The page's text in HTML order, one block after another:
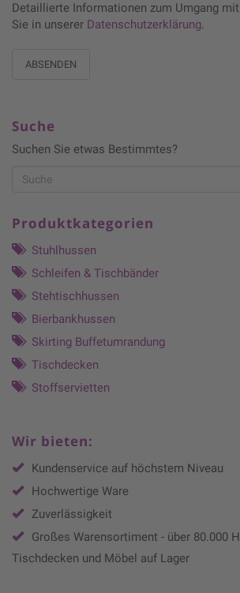
Detaillierte Informationen zum Umgang
Sie in unserer Datenschutzerklärung.
ABSENDEN
Suche
Suchen Sie etwas Bestimmtes?
Produktkategorien
Stuhlhussen
Schleifen & Tischbänder
Stehtischhussen
Bierbankhussen
Skirting Buffetumrandung
Tischdecken
Stoffservietten
Wir bieten:
Kundenservice auf höchstem Niveau
Hochwertige Ware
Zuverlässigkeit
Großes Warensortiment - über 80.000
Tischdecken und Möbel auf Lager